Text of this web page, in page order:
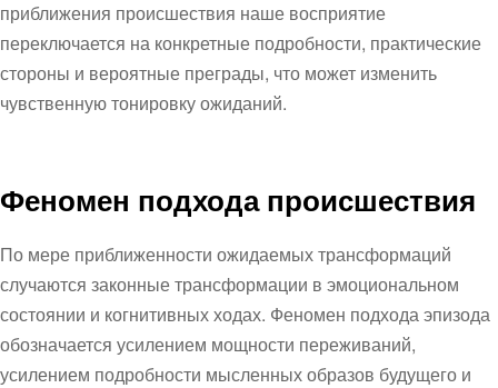
приближения происшествия наше восприятие
переключается на конкретные подробности, практические
стороны и вероятные преграды, что может изменить
чувственную тонировку ожиданий.
Феномен подхода происшествия
По мере приближенности ожидаемых трансформаций
случаются законные трансформации в эмоциональном
состоянии и когнитивных ходах. Феномен подхода эпизода
обозначается усилением мощности переживаний,
усилением подробности мысленных образов будущего и